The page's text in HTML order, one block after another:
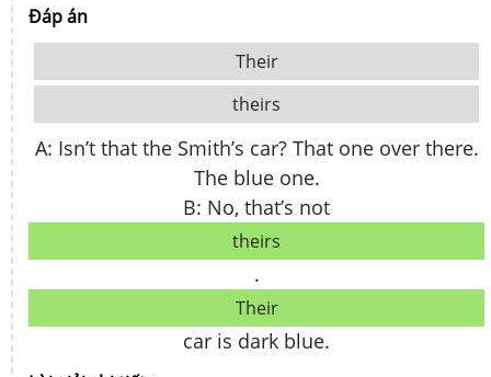
Đáp án
Their
theirs
A: Isn’t that the Smith’s car? That one over there.
The blue one.
B: No, that’s not
theirs
.
Their
car is dark blue.